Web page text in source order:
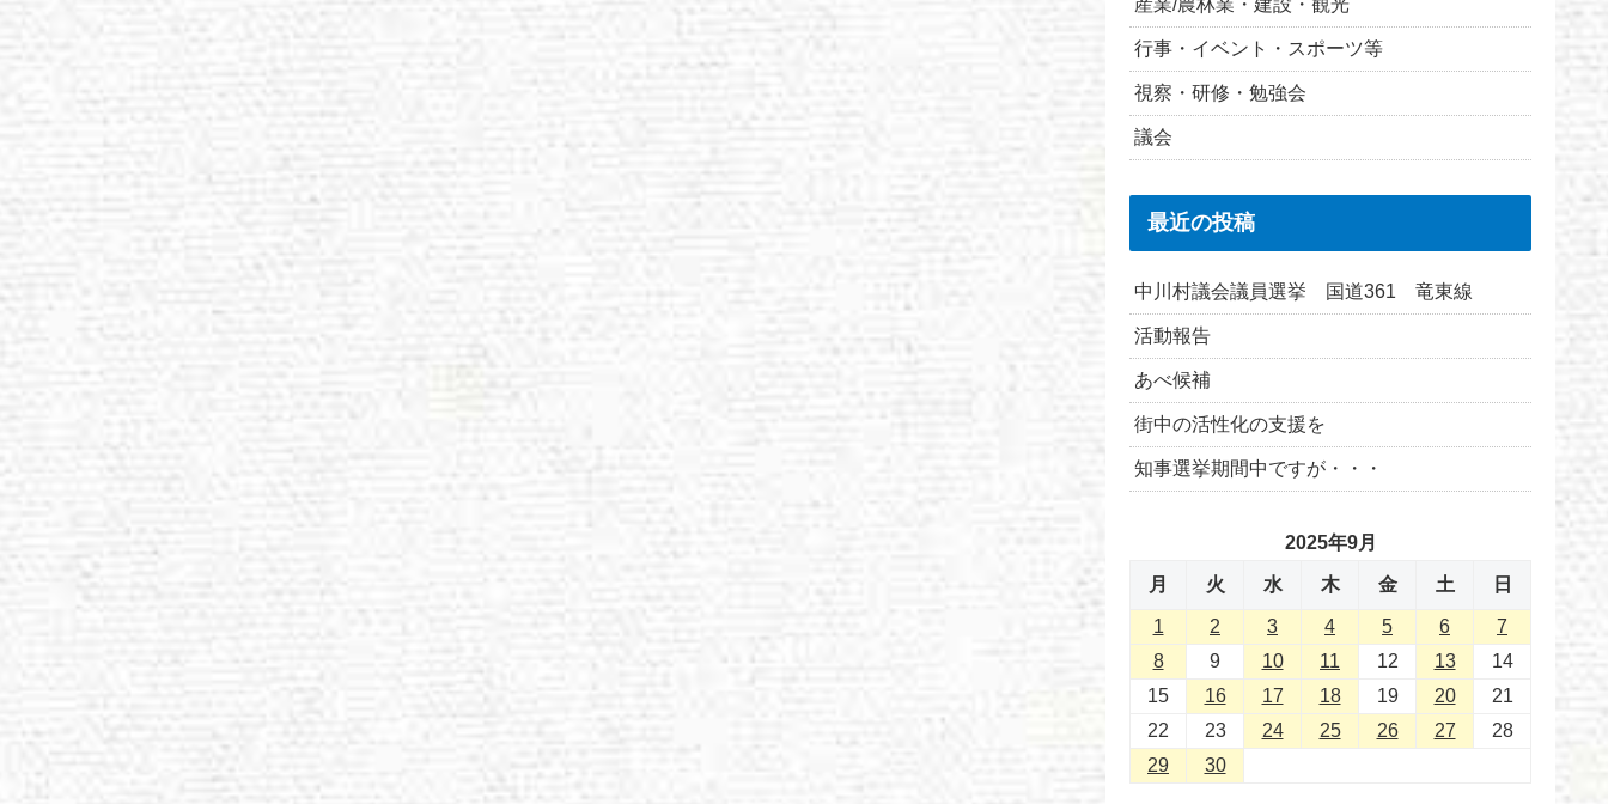
産業/農林業・建設・観光
行事・イベント・スポーツ等
視察・研修・勉強会
議会
最近の投稿
中川村議会議員選挙 国道361 竜東線
活動報告
あべ候補
街中の活性化の支援を
知事選挙期間中ですが・・・
2025年9月
月 火 水 木 金 土 日
1 2 3 4 5 6
7
8
9 10 11 12 13
14
15
16 17 18 19 20
21
22
23 24 25 26 27
28
29
30